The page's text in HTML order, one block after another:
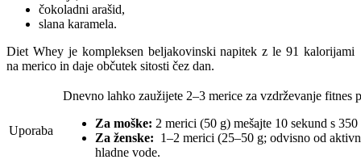
čokoladni arašid,
slana karamela.
Diet Whey je kompleksen beljakovinski napitek z le 91 kalorijami
na merico in daje občutek sitosti čez dan.
Uporaba
Dnevno lahko zaužijete 2–3 merice za vzdrževanje fitnes
Za moške: 2 merici (50 g) mešajte 10 sekund s
Za ženske: 1–2 merici (25–50 g; odvisno od
hladne vode.